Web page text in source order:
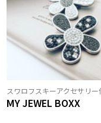
スワロフスキーアクセサリー
MY JEWEL BOXX